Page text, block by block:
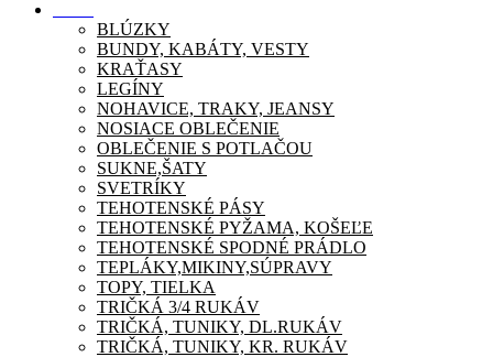
BLÚZKY
BUNDY, KABÁTY, VESTY
KRAŤASY
LEGÍNY
NOHAVICE, TRAKY, JEANSY
NOSIACE OBLEČENIE
OBLEČENIE S POTLAČOU
SUKNE,ŠATY
SVETRÍKY
TEHOTENSKÉ PÁSY
TEHOTENSKÉ PYŽAMA, KOŠEĽE
TEHOTENSKÉ SPODNÉ PRÁDLO
TEPLÁKY,MIKINY,SÚPRAVY
TOPY, TIELKA
TRIČKÁ 3/4 RUKÁV
TRIČKÁ, TUNIKY, DL.RUKÁV
TRIČKÁ, TUNIKY, KR. RUKÁV